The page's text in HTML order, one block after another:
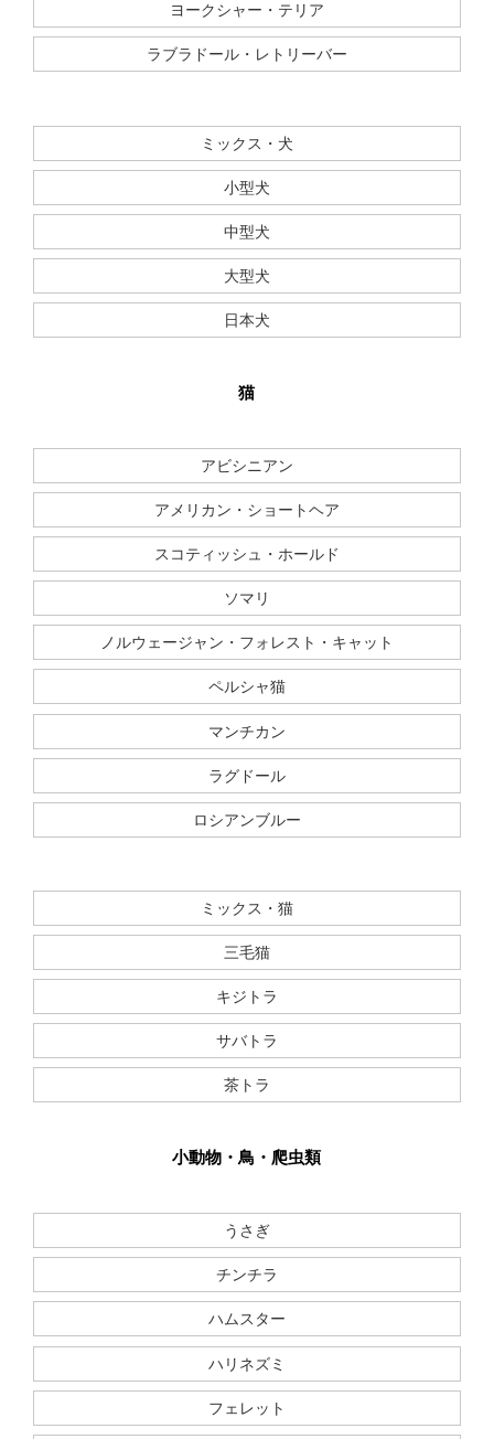
ヨークシャー・テリア
ラブラドール・レトリーバー
ミックス・犬
小型犬
中型犬
大型犬
日本犬
猫
アビシニアン
アメリカン・ショートヘア
スコティッシュ・ホールド
ソマリ
ノルウェージャン・フォレスト・キャット
ペルシャ猫
マンチカン
ラグドール
ロシアンブルー
ミックス・猫
三毛猫
キジトラ
サバトラ
茶トラ
小動物・鳥・爬虫類
うさぎ
チンチラ
ハムスター
ハリネズミ
フェレット